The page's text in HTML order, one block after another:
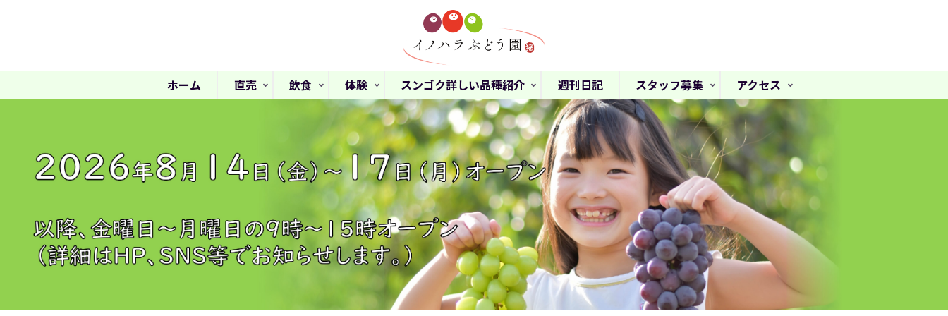
ホーム 直売 飲食 体験 スンゴク詳しい品種紹介 週刊日記 スタッフ募集 アクセス